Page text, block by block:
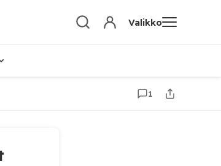
Valikko
1